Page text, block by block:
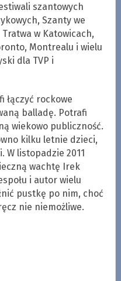
szantowych
Szanty we
Tratwa w Katowicach,
Montrealu i wielu
dla TVP i
łączyć rockowe
balladę. Potrafi
wiekowo publiczność.
kilku letnie dzieci,
W listopadzie 2011
wachtę Irek
i autor wielu
pustkę po nim, choć
nie niemożliwe.